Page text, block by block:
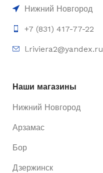
Нижний Новгород
+7 (831) 417-77-22
l.riviera2@yandex.ru
Наши магазины
Нижний Новгород
Арзамас
Бор
Дзержинск